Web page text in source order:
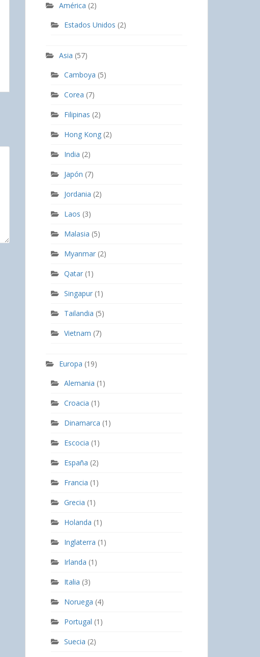
América (2)
Estados Unidos (2)
Asia (57)
Camboya (5)
Corea (7)
Filipinas (2)
Hong Kong (2)
India (2)
Japón (7)
Jordania (2)
Laos (3)
Malasia (5)
Myanmar (2)
Qatar (1)
Singapur (1)
Tailandia (5)
Vietnam (7)
Europa (19)
Alemania (1)
Croacia (1)
Dinamarca (1)
Escocia (1)
España (2)
Francia (1)
Grecia (1)
Holanda (1)
Inglaterra (1)
Irlanda (1)
Italia (3)
Noruega (4)
Portugal (1)
Suecia (2)